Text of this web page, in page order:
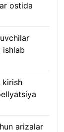
ostida
ishlab
kirish
arizalar